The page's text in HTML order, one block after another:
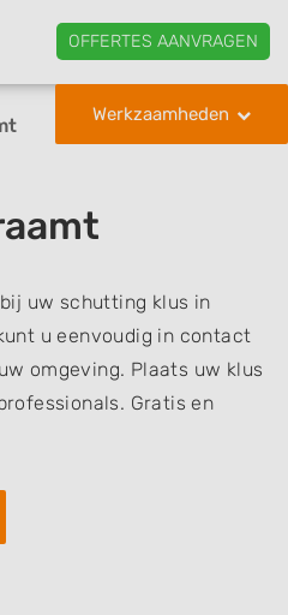
OFFERTES AANVRAGEN
Werkzaamheden
uw schutting klus in
u eenvoudig in contact
omgeving. Plaats uw klus
Gratis en